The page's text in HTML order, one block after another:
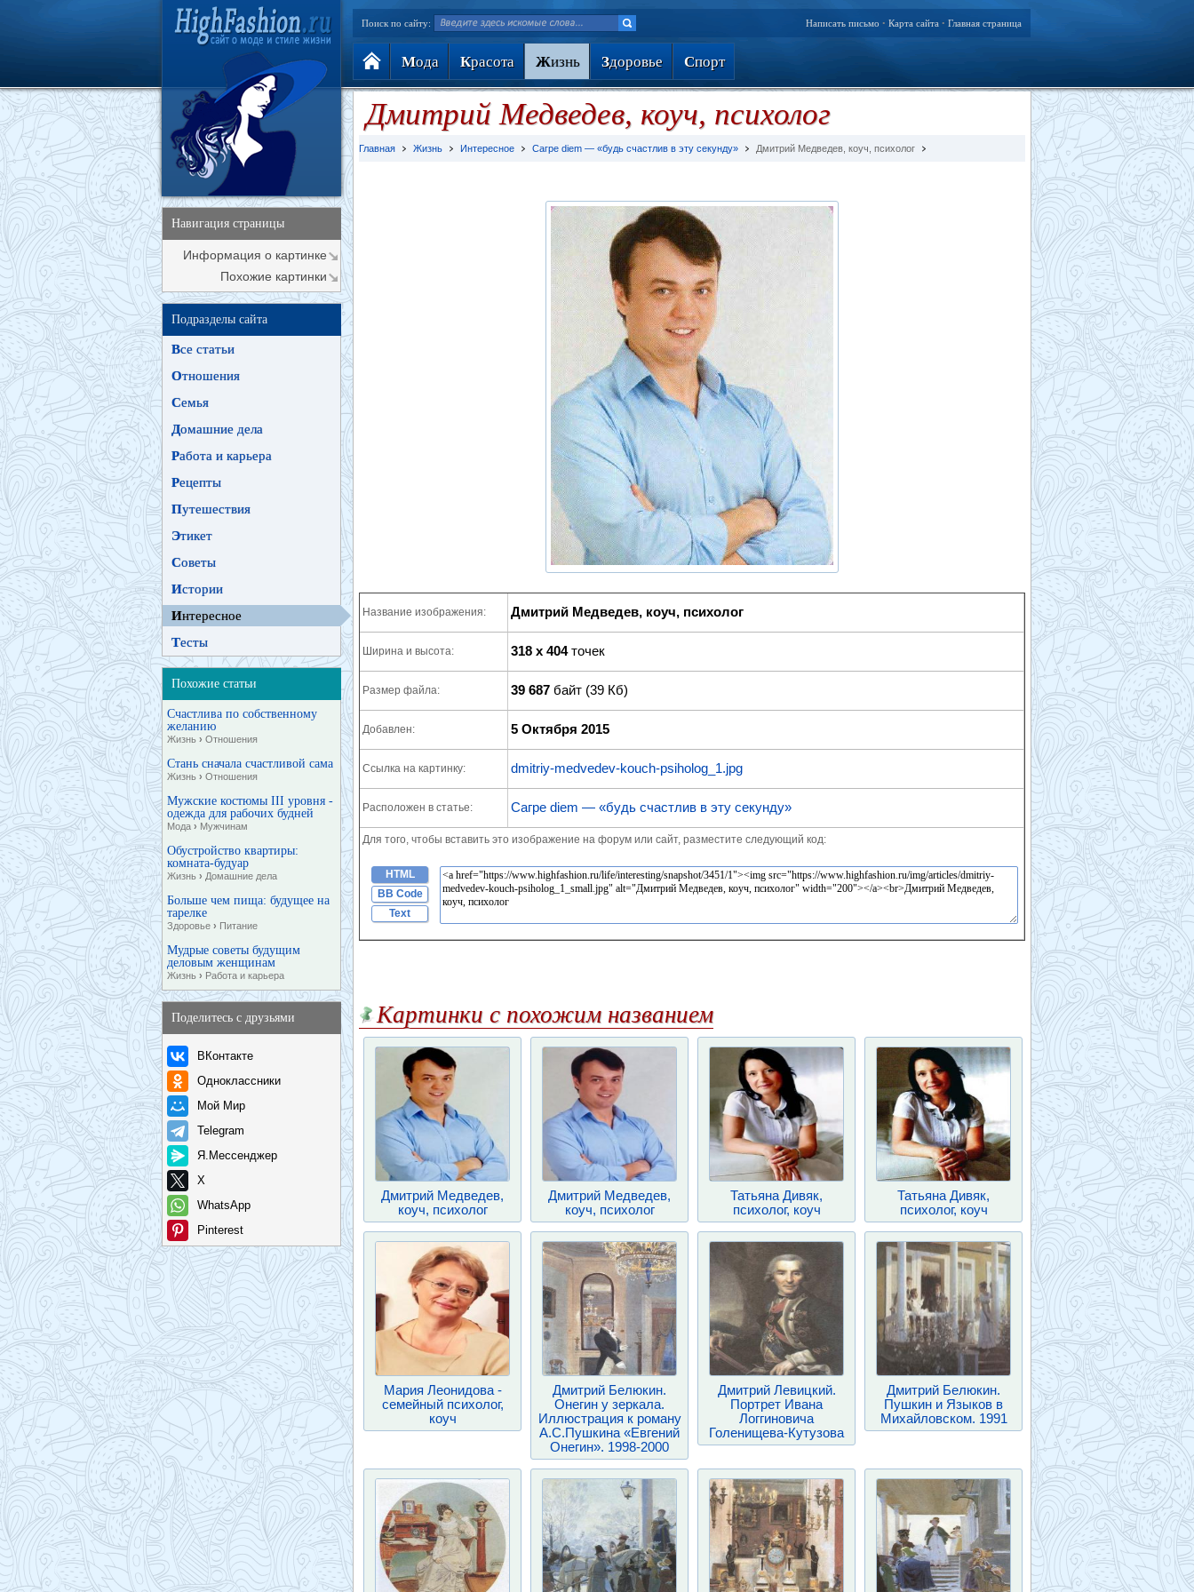
Поиск по сайту: Написать письмо • Карта сайта • Главная страница
Мода Красота Жизнь Здоровье Спорт
Навигация страницы
Информация о картинке
Похожие картинки
Подразделы сайта
Все статьи
Отношения
Семья
Домашние дела
Работа и карьера
Рецепты
Путешествия
Этикет
Советы
Истории
Интересное
Тесты
Похожие статьи
Счастлива по собственному
желанию
Жизнь › Отношения
Стань сначала счастливой сама
Жизнь › Отношения
Мужские костюмы III уровня -
одежда для рабочих будней
Мода › Мужчинам
Обустройство квартиры:
комната-будуар
Жизнь › Домашние дела
Больше чем пища: будущее на
тарелке
Здоровье › Питание
Мудрые советы будущим
деловым женщинам
Жизнь › Работа и карьера
Поделитесь с друзьями
ВКонтакте
Одноклассники
Мой Мир
Telegram
Я.Мессенджер
X
WhatsApp
Pinterest
Дмитрий Медведев, коуч, психолог
Главная Жизнь Интересное Сагре diem — «будь счастлив в эту секунду» Дмитрий Медведев, коуч, психолог
Название изображения: Дмитрий Медведев, коуч, психолог
Ширина и высота: 318 x 404точек
Размер файла: 39 687 байт (39 Кб)
Добавлен: 5 Октября 2015
Ссылка на картинку: dmitriy-medvedev-kouch-psiholog_1.jpg
Расположен в статье: Сагре diem — «будь счастлив в эту секунду»
Для того, чтобы вставить это изображение на форум или сайт, разместите следующий код:
HTML
BB Code
Text
Картинки с похожим названием
Дмитрий Медведев,
коуч, психолог
Дмитрий Медведев,
коуч, психолог
Татьяна Дивяк,
психолог, коуч
Татьяна Дивяк,
психолог, коуч
Мария Леонидова -
семейный психолог,
коуч
Дмитрий Белюкин.
Онегин у зеркала.
Иллюстрация к роману
А.С.Пушкина «Евгений
Онегин». 1998-2000
Дмитрий Левицкий.
Портрет Ивана
Логгиновича
Голенищева-Кутузова
Дмитрий Белюкин.
Пушкин и Языков в
Михайловском. 1991